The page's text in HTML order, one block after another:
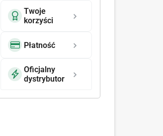
Twoje
korzyści
Płatność
Oficjalny
dystrybutor